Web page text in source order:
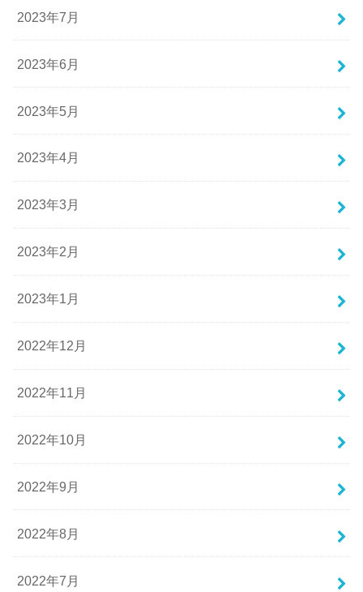
2023年7月
2023年6月
2023年5月
2023年4月
2023年3月
2023年2月
2023年1月
2022年12月
2022年11月
2022年10月
2022年9月
2022年8月
2022年7月